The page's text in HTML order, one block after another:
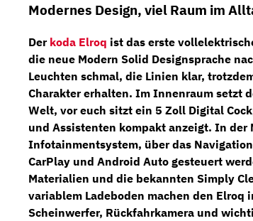
Modernes Design, viel Raum im
Der koda Elroq ist das erste
die neue Modern Solid Designsprache
Leuchten schmal, die Linien klar,
Charakter erhalten. Im Innenraum setzt
Welt, vor euch sitzt ein 5 Zoll Digital
und Assistenten kompakt anzeigt. In der
Infotainmentsystem, über das
CarPlay und Android Auto gesteuert
Materialien und die bekannten Simply
variablem Ladeboden machen den Elroq
Scheinwerfer, Rückfahrkamera und